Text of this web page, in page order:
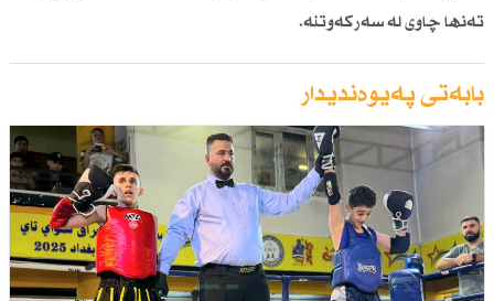
تەنها چاوی لە سەركەوتنە.
بابەتی پەیوەندیدار